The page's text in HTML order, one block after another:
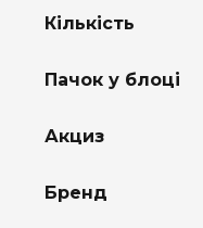
Кількість
Пачок у блоці
Акциз
Бренд